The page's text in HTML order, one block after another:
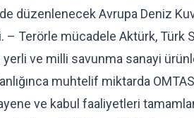
düzenlenecek Avrupa Deniz
– Terörle mücadele Aktürk, Türk
ve milli savunma sanayi
muhtelif miktarda OMTAS
ve kabul faaliyetleri